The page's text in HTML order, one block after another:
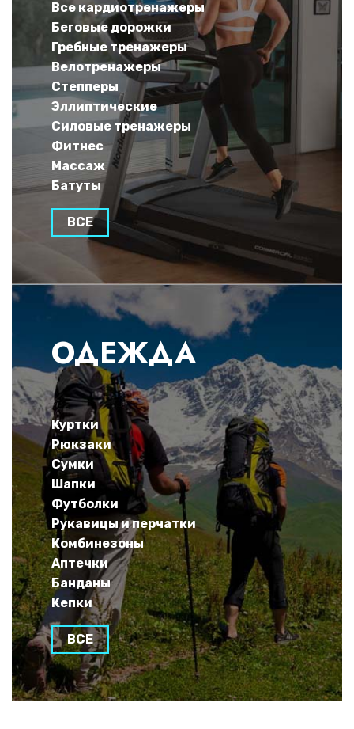
Все кардиотренажеры
Беговые дорожки
Гребные тренажеры
Велотренажеры
Степперы
Эллиптические
Силовые тренажеры
Фитнес
Массаж
Батуты
ВСЕ
ОДЕЖДА
Куртки
Рюкзаки
Сумки
Шапки
Футболки
Рукавицы и перчатки
Комбинезоны
Аптечки
Банданы
Кепки
ВСЕ